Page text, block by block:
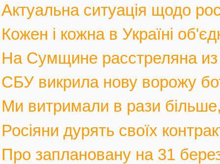
Актуальна ситуація щодо
Кожен і кожна в Україні
На Сумщине расстреляна из
СБУ викрила нову ворожу
Ми витримали в рази
Росіяни дурять своїх
Про заплановану на 31